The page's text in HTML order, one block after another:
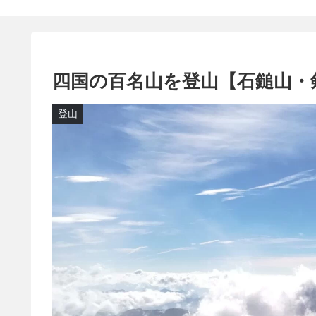
四国の百名山を登山【石鎚山・
登山